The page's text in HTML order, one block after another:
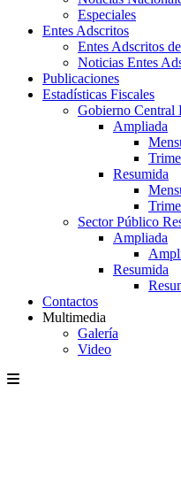
Especiales
Entes Adscritos
Entes Adscritos
Noticias Entes
Publicaciones
Estadísticas Fiscales
Gobierno Central
Ampliada
Resumida
Sector Público
Ampliada
Resumida
Contactos
Multimedia
Galería
Video